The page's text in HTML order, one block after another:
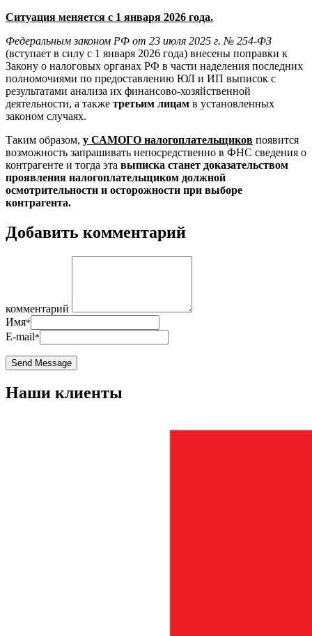
Ситуация меняется с 1 января 2026 года.
Федеральным законом РФ от 23 июля 2025 г. № 254-ФЗ
(вступает в силу с 1 января 2026 года) внесены поправки к
Закону о налоговых органах РФ в части наделения последних
полномочиями по предоставлению ЮЛ и ИП выписок с
результатами анализа их финансово-хозяйственной
деятельности, а также третьим лицам в установленных
законом случаях.
Таким образом, у САМОГО налогоплательщиков появится
возможность запрашивать непосредственно в ФНС сведения о
контрагенте и тогда эта выписка станет доказательством
проявления налогоплательщиком должной
осмотрительности и осторожности при выборе
контрагента.
Добавить комментарий
комментарий
Имя*
E-mail*
Наши клиенты